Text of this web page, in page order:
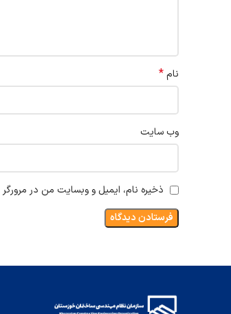
نام*
وب‌ سایت
ذخیره نام، ایمیل و وبسایت من در